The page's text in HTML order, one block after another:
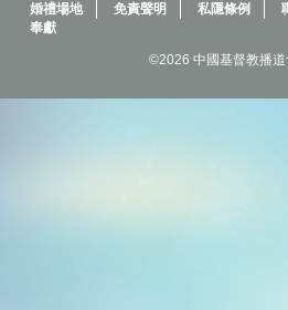
婚禮場地 免責聲明 私隱條例
奉獻
©2026 中國基督教播道